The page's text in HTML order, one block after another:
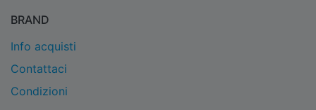
BRAND
Info acquisti
Contattaci
Condizioni